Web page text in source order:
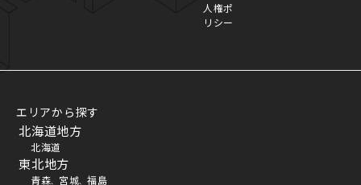
人権ポ
リシー
エリアから探す
北海道地方
北海道
東北地方
青森、 宮城、 福島